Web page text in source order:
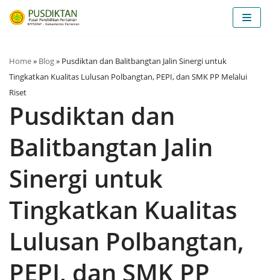
Skip
to
Home» Blog» Pusdiktan dan Balitbangtan Jalin Sinergi untuk
Tingkatkan Kualitas Lulusan Polbangtan, PEPI, dan SMK PP Melalui
Riset
Pusdiktan dan
Balitbangtan Jalin
Sinergi untuk
Tingkatkan Kualitas
Lulusan Polbangtan,
PEPI, dan SMK PP